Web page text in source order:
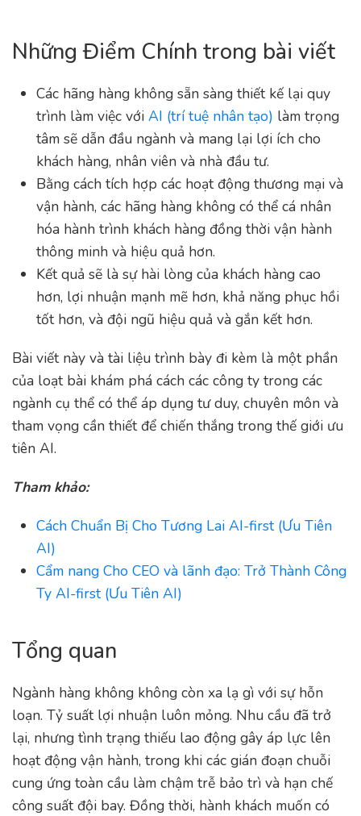
Những Điểm Chính trong bài viết
Các hãng hàng không sẵn sàng thiết kế lại quy
trình làm việc với AI (trí tuệ nhân tạo) làm trọng
tâm sẽ dẫn đầu ngành và mang lại lợi ích cho
khách hàng, nhân viên và nhà đầu tư.
Bằng cách tích hợp các hoạt động thương mại và
vận hành, các hãng hàng không có thể cá nhân
hóa hành trình khách hàng đồng thời vận hành
thông minh và hiệu quả hơn.
Kết quả sẽ là sự hài lòng của khách hàng cao
hơn, lợi nhuận mạnh mẽ hơn, khả năng phục hồi
tốt hơn, và đội ngũ hiệu quả và gắn kết hơn.
Bài viết này và tài liệu trình bày đi kèm là một phần
của loạt bài khám phá cách các công ty trong các
ngành cụ thể có thể áp dụng tư duy, chuyên môn và
tham vọng cần thiết để chiến thắng trong thế giới ưu
tiên AI.
Tham khảo:
Cách Chuẩn Bị Cho Tương Lai AI-first (Ưu Tiên
AI)
Cẩm nang Cho CEO và lãnh đạo: Trở Thành Công
Ty AI-first (Ưu Tiên AI)
Tổng quan
Ngành hàng không không còn xa lạ gì với sự hỗn
loạn. Tỷ suất lợi nhuận luôn mỏng. Nhu cầu đã trở
lại, nhưng tình trạng thiếu lao động gây áp lực lên
hoạt động vận hành, trong khi các gián đoạn chuỗi
cung ứng toàn cầu làm chậm trễ bảo trì và hạn chế
công suất đội bay. Đồng thời, hành khách muốn có